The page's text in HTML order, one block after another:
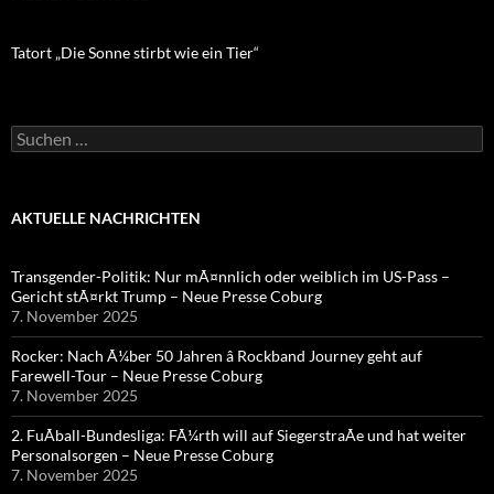
Tatort „Die Sonne stirbt wie ein Tier“
Suchen
nach:
AKTUELLE NACHRICHTEN
Transgender-Politik: Nur mÃ¤nnlich oder weiblich im US-Pass –
Gericht stÃ¤rkt Trump – Neue Presse Coburg
7. November 2025
Rocker: Nach Ã¼ber 50 Jahren â Rockband Journey geht auf
Farewell-Tour – Neue Presse Coburg
7. November 2025
2. FuÃball-Bundesliga: FÃ¼rth will auf SiegerstraÃe und hat weiter
Personalsorgen – Neue Presse Coburg
7. November 2025